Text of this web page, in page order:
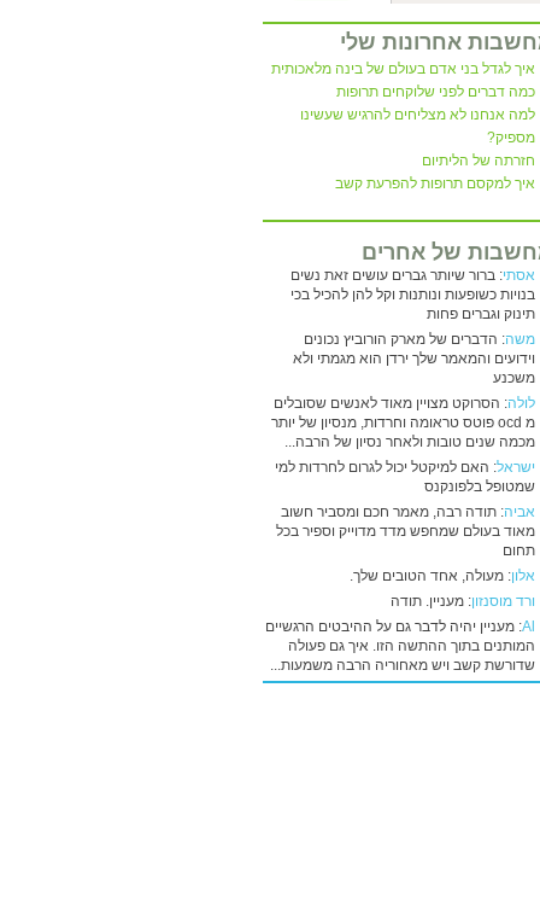
אחרונות שלי
איך לגדל בני אדם בעולם של בינה מלאכותית
כמה דברים לפני שלוקחים תרופות
למה אנחנו לא מצליחים להרגיש שעשינו
מספיק?
חזרתה של הליתיום
איך למקסם תרופות להפרעת קשב
של אחרים
אסתי: ברור שיותר גברים עושים זאת נשים
בנויות כשופעות ונותנות וקל להן להכיל בכי
תינוק וגברים פחות
משה: הדברים של מארק הורוביץ נכונים
וידועים והמאמר שלך ירדן הוא מגמתי ולא
משכנע
לולה: הסרוקט מצויין מאוד לאנשים שסובלים
מ ocd פוטס טראומה וחרדות, מנסיון של יותר
מכמה שנים טובות ולאחר נסיון של הרבה...
ישראל: האם למיקטל יכול לגרום לחרדות למי
שמטופל בלפונקנס
אביה: תודה רבה, מאמר חכם ומסביר חשוב
מאוד בעולם שמחפש מדד מדוייק וספיר בכל
תחום
אלון: מעולה, אחד הטובים שלך.
ורד מוסנזון: מעניין. תודה
Al: מעניין יהיה לדבר גם על ההיבטים הרגשיים
המותנים בתוך ההתשה הזו. איך גם פעולה
שדורשת קשב ויש מאחוריה הרבה משמעות...